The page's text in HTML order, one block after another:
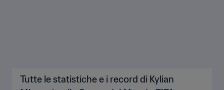
Tutte le statistiche e i record di Kylian